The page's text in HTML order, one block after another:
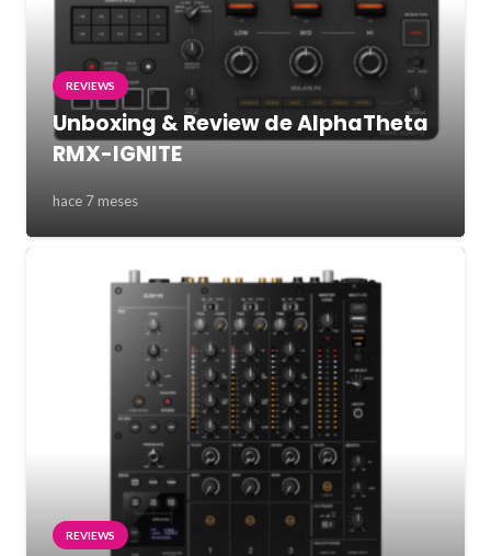
REVIEWS
Unboxing & Review de AlphaTheta
RMX-IGNITE
hace 7 meses
REVIEWS